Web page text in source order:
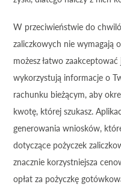
W przeciwieństwie do
zaliczkowych nie wymagają
możesz łatwo
wykorzystują informacje o
rachunku bieżącym, aby
kwotę, której szukasz.
generowania wniosków,
dotyczące pożyczek
znacznie korzystniejsza
opłat za pożyczkę